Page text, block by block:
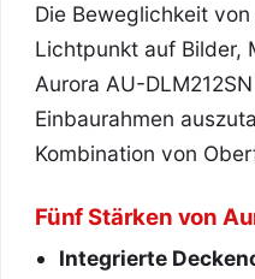
Die Beweglichkeit
Lichtpunkt auf Bilder,
Aurora AU-
Einbaurahmen
Kombination von
Fünf Stärken von
Integrierte